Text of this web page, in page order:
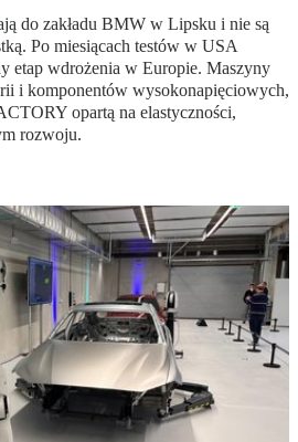
do zakładu BMW w Lipsku i nie są
Po miesiącach testów w USA
etap wdrożenia w Europie. Maszyny
i komponentów wysokonapięciowych,
opartą na elastyczności,
rozwoju.